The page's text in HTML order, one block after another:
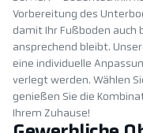
Vorbereitung des
damit Ihr Fußboden auch
ansprechend bleibt.
eine individuelle
verlegt werden. Wählen
genießen Sie die
Ihrem Zuhause!